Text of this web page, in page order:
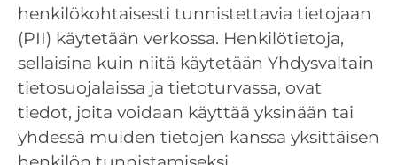
henkilökohtaisesti tunnistettavia tietojaan
(PII) käytetään verkossa. Henkilötietoja,
sellaisina kuin niitä käytetään Yhdysvaltain
tietosuojalaissa ja tietoturvassa, ovat
tiedot, joita voidaan käyttää yksinään tai
yhdessä muiden tietojen kanssa yksittäisen